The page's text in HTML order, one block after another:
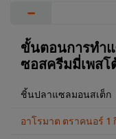
−
ขั้นตอนการทำ
ซอสครีมมี่เพสโ
ชิ้นปลาแซลมอนสเต็ก
อาโรมาต ตราคนอร์ 1